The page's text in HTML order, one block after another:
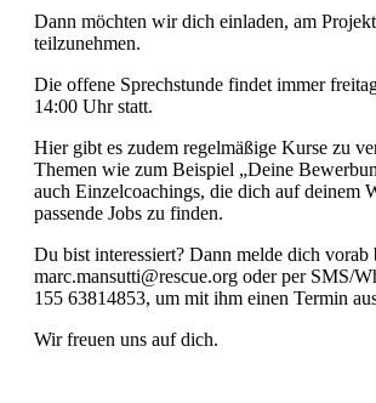
Dann möchten wir dich einladen, am
teilzunehmen.
Die offene Sprechstunde findet immer
14:00 Uhr statt.
Hier gibt es zudem regelmäßige Kurse zu
Themen wie zum Beispiel „Deine
auch Einzelcoachings, die dich auf deinem
passende Jobs zu finden.
Du bist interessiert? Dann melde dich
marc.mansutti@rescue.org oder per SMS/
155 63814853, um mit ihm einen Termin
Wir freuen uns auf dich.